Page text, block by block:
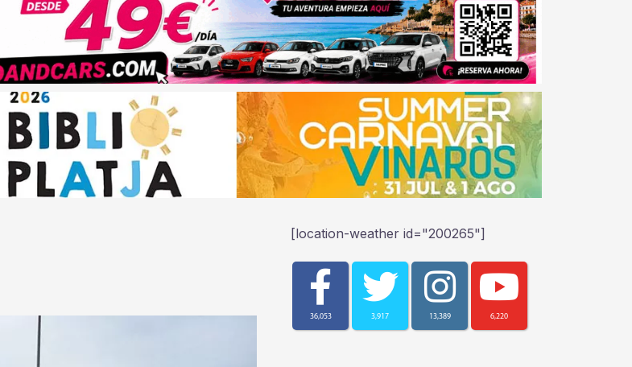
[location-weather id="200265"]
36,053 3,917 13,389 6,220